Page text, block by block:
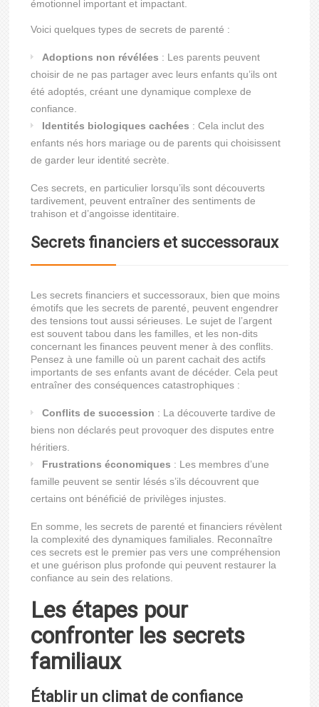
émotionnel important et impactant.
Voici quelques types de secrets de parenté :
Adoptions non révélées : Les parents peuvent
choisir de ne pas partager avec leurs enfants qu’ils ont
été adoptés, créant une dynamique complexe de
confiance.
Identités biologiques cachées : Cela inclut des
enfants nés hors mariage ou de parents qui choisissent
de garder leur identité secrète.
Ces secrets, en particulier lorsqu’ils sont découverts
tardivement, peuvent entraîner des sentiments de
trahison et d’angoisse identitaire.
Secrets financiers et successoraux
Les secrets financiers et successoraux, bien que moins
émotifs que les secrets de parenté, peuvent engendrer
des tensions tout aussi sérieuses. Le sujet de l’argent
est souvent tabou dans les familles, et les non-dits
concernant les finances peuvent mener à des conflits.
Pensez à une famille où un parent cachait des actifs
importants de ses enfants avant de décéder. Cela peut
entraîner des conséquences catastrophiques :
Conflits de succession : La découverte tardive de
biens non déclarés peut provoquer des disputes entre
héritiers.
Frustrations économiques : Les membres d’une
famille peuvent se sentir lésés s’ils découvrent que
certains ont bénéficié de privilèges injustes.
En somme, les secrets de parenté et financiers révèlent
la complexité des dynamiques familiales. Reconnaître
ces secrets est le premier pas vers une compréhension
et une guérison plus profonde qui peuvent restaurer la
confiance au sein des relations.
Les étapes pour
confronter les secrets
familiaux
Établir un climat de confiance